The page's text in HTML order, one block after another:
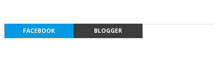
FACEBOOK BLOGGER